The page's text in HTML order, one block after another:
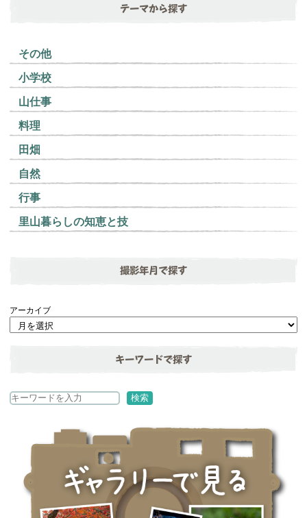
テーマから探す
その他
小学校
山仕事
料理
田畑
自然
行事
里山暮らしの知恵と技
撮影年月で探す
アーカイブ
キーワードで探す
検
検索